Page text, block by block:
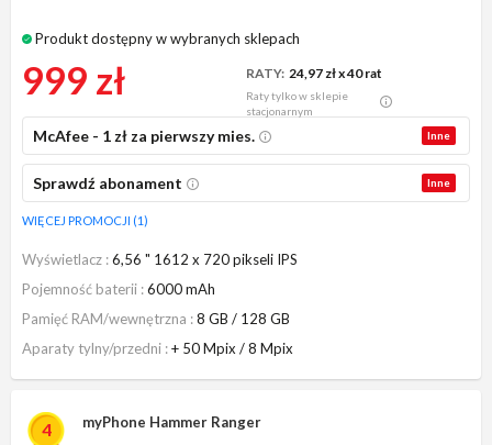
Produkt dostępny w wybranych sklepach
999 zł RATY: 24,97 złx 40 rat
Raty tylko w sklepie
stacjonarnym
Inne
McAfee - 1 zł za pierwszy mies.
Inne
Sprawdź abonament
WIĘCEJ PROMOCJI (1)
Wyświetlacz 6,56 " 1612 x 720 pikseli IPS
Pojemność baterii 6000 mAh
Pamięć RAM/wewnętrzna
8 GB / 128 GB
Aparaty tylny/przedni + 50 Mpix / 8 Mpix
4
myPhone Hammer Ranger